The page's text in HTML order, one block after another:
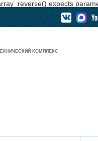
expects
КОМПЛЕКС